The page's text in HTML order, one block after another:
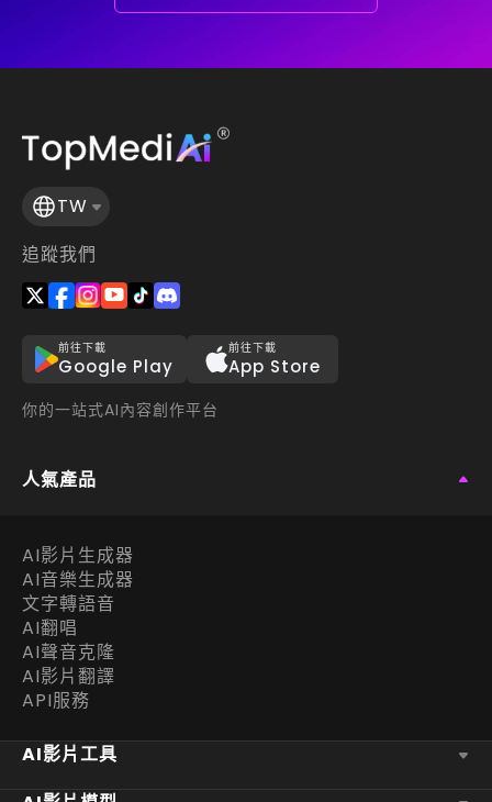
TW
追蹤我們
前往下載
Google Play
前往下載
App Store
你的一站式AI內容創作平台
人氣產品
AI影片生成器
AI音樂生成器
文字轉語音
AI翻唱
AI聲音克隆
AI影片翻譯
API服務
AI影片工具